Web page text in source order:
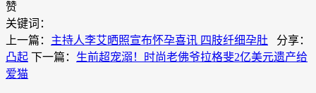
赞
关键词：
分享：
上一篇： 主持人李艾晒照宣布怀孕喜讯 四肢纤细孕肚
凸起 下一篇： 生前超宠溺！时尚老佛爷拉格斐2亿美元遗产给
爱猫